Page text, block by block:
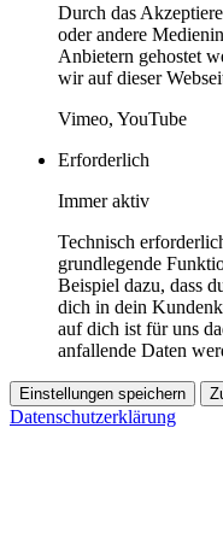
Durch das
oder andere
Anbietern gehostet
wir auf dieser
Vimeo, YouTube
Erforderlich
Immer aktiv
Technisch
grundlegende
Beispiel dazu, dass
dich in dein
auf dich ist für uns
anfallende Daten
Einstellungen speichern
Datenschutzerklärung